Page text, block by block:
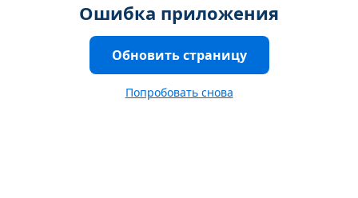
Ошибка приложения
Обновить страницу
Попробовать снова